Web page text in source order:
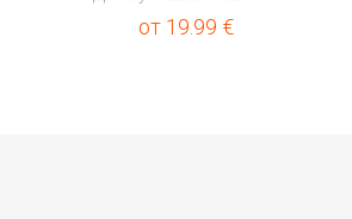
от 19.99 €